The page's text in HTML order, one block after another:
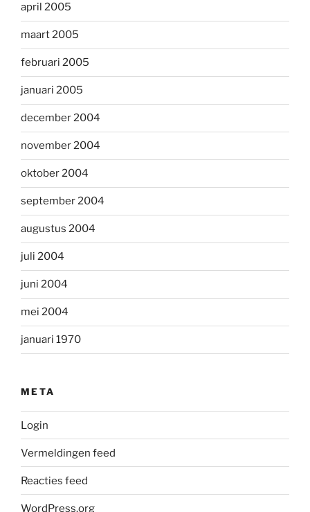
april 2005
maart 2005
februari 2005
januari 2005
december 2004
november 2004
oktober 2004
september 2004
augustus 2004
juli 2004
juni 2004
mei 2004
januari 1970
META
Login
Vermeldingen feed
Reacties feed
WordPress.org